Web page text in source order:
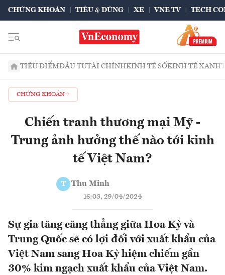
CHỨNG KHOÁN TIÊU & DÙNG XE VNE TV TECH
TIÊU ĐIỂMĐẦU TƯTÀI CHÍNHKINH TẾ SỐKINH TẾ XANH
CHỨNG KHOÁN
Chiến tranh thương mại Mỹ -
Trung ảnh hưởng thế nào tới kinh
tế Việt Nam?
T Thu Minh
16:03, 29/04/2024
Sự gia tăng căng thẳng giữa Hoa Kỳ và
Trung Quốc sẽ có lợi đối với xuất khẩu của
Việt Nam sang Hoa Kỳ hiệm chiếm gần
30% kim ngạch xuất khẩu của Việt Nam.